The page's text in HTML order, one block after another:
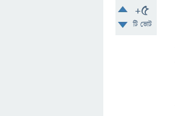
+5
টি ভোট